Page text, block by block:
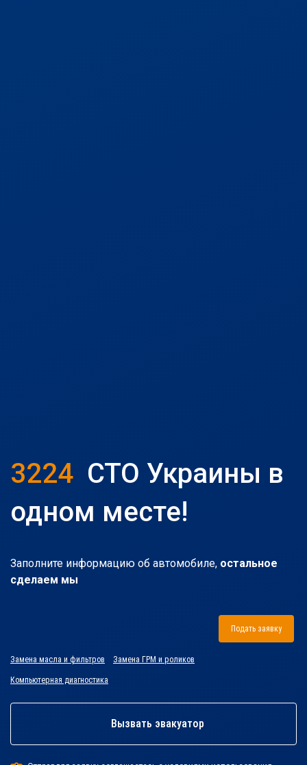
3224 СТО Украины в
одном месте!
Заполните информацию об автомобиле, остальное
сделаем мы
Подать заявку
Замена масла и фильтров Замена ГРМ и роликов
Компьютерная диагностика
Вызвать эвакуатор